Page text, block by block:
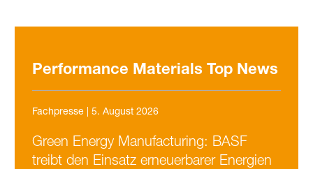
Performance Materials Top News
Fachpresse |5. August 2026
Green Energy Manu­facturing: BASF
treibt den Einsatz erneuer­barer Energien